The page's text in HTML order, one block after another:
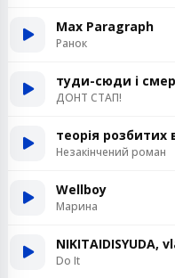
Max Paragraph
Ранок
туди-сюди і
ДОНТ СТАП!
теорія розбитих
Незакінчений роман
Wellboy
Марина
NIKITAIDISYUDA,
Do It